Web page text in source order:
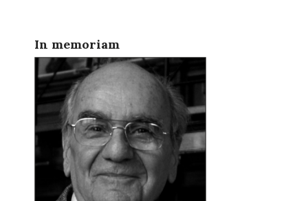
In memoriam